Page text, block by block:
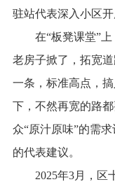
驻站代表深入小区
在“板凳课堂”上
老房子掀了，拓宽
一条，标准高点，
下，不然再宽的路
众“原汁原味”的需
的代表建议。
2025年3月，区十